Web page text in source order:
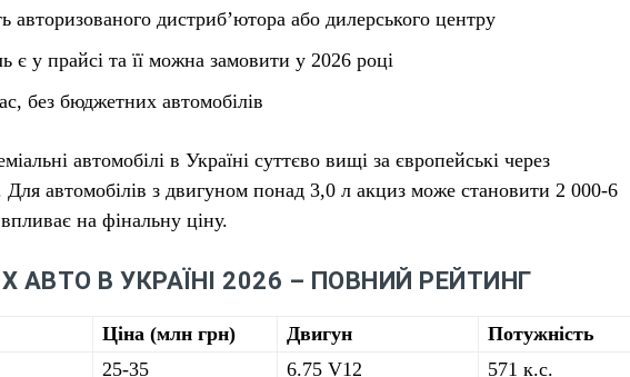
авторизованого дистриб’ютора або дилерського центру
є у прайсі та її можна замовити у 2026 році
без бюджетних автомобілів
автомобілі в Україні суттєво вищі за європейські через
автомобілів з двигуном понад 3,0 л акциз може становити 2 000-6
на фінальну ціну.
В УКРАЇНІ 2026 – ПОВНИЙ РЕЙТИНГ
Ціна (млн грн) Двигун
Потужність
25-35 6.75 V12
571 к.с.